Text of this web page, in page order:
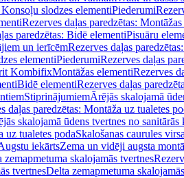
slodzes elementiPiederumi
Rezerves daļas paredzētas:
paredzētas: Bidē elementiPisuāru
un ierīcēmRezerves daļas
elementiPiederumiRezerves daļas
KombifixMontāžas elementiRezerves
Bidē elementiRezerves daļas
StiprinājumiemĀrējās skalojamā
daļas paredzētas: Montāža uz tualetes
skalojamā ūdens tvertnes no sanitārās
uz tualetes podaSkalošanas caurules
iekārtsZema un vidēji augsta
zemapmetuma skalojamās tvertnes
tvertnesDelta zemapmetuma